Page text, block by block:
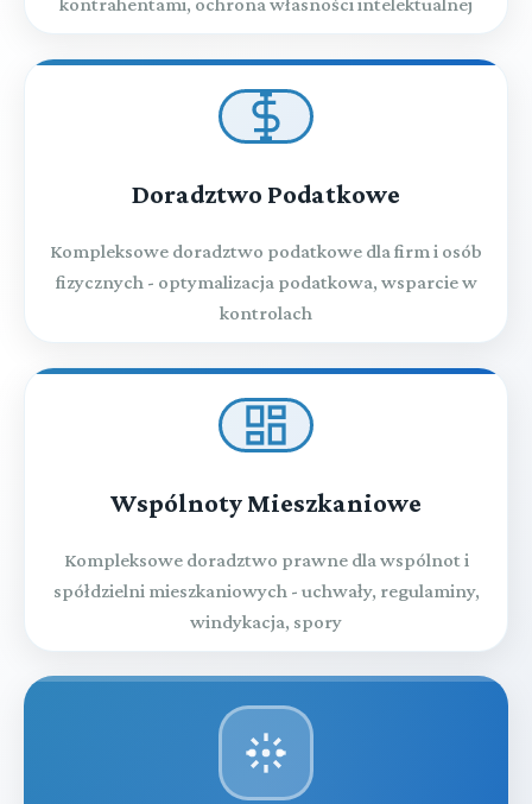
Doradztwo Podatkowe
Kompleksowe doradztwo podatkowe dla firm i osób
fizycznych - optymalizacja podatkowa, wsparcie w
kontrolach
Wspólnoty Mieszkaniowe
Kompleksowe doradztwo prawne dla wspólnot i
spółdzielni mieszkaniowych - uchwały, regulaminy,
windykacja, spory